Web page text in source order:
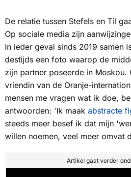
De relatie tussen Stefels en Til
Op sociale media zijn
in ieder geval sinds 2019 samen
destijds een foto waarop de
zijn partner poseerde in Moskou.
vriendin van de Oranje-
mensen me vragen wat ik doe,
antwoorden: 'Ik maak abstracte
steeds meer besef ik dat mijn
willen noemen, veel meer omvat
Artikel gaat verder